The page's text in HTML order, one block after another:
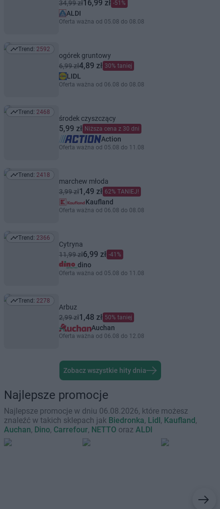
34,99 zł16,99 zł -51%
ALDI
Oferta ważna od 05.08 do 08.08
Trend: 2592
Trend: 2592
ogórek gruntowy
6,99 zł4,89 zł 30% taniej
LIDL
Oferta ważna od 06.08 do 08.08
Trend: 2468
Trend: 2468
środek czyszczący
5,99 zł Niższa cena z 30 dni
Action
Oferta ważna od 05.08 do 11.08
Trend: 2418
Trend: 2418
marchew młoda
3,99 zł1,49 zł 62% TANIEJ!
Kaufland
Oferta ważna od 06.08 do 08.08
Trend: 2366
Trend: 2366
Cytryna
11,99 zł6,99 zł -41%
dino
Oferta ważna od 05.08 do 11.08
Trend: 2278
Trend: 2278
Arbuz
2,99 zł1,48 zł 50% taniej
Auchan
Oferta ważna od 06.08 do 12.08
Zobacz wszystkie hity dnia
Najlepsze promocje
Najlepsze promocje w dniu 06.08.2026, które możesz
znaleźć w takich sklepach jak Biedronka, Lidl, Kaufland,
Auchan, Dino, Carrefour, NETTO oraz ALDI